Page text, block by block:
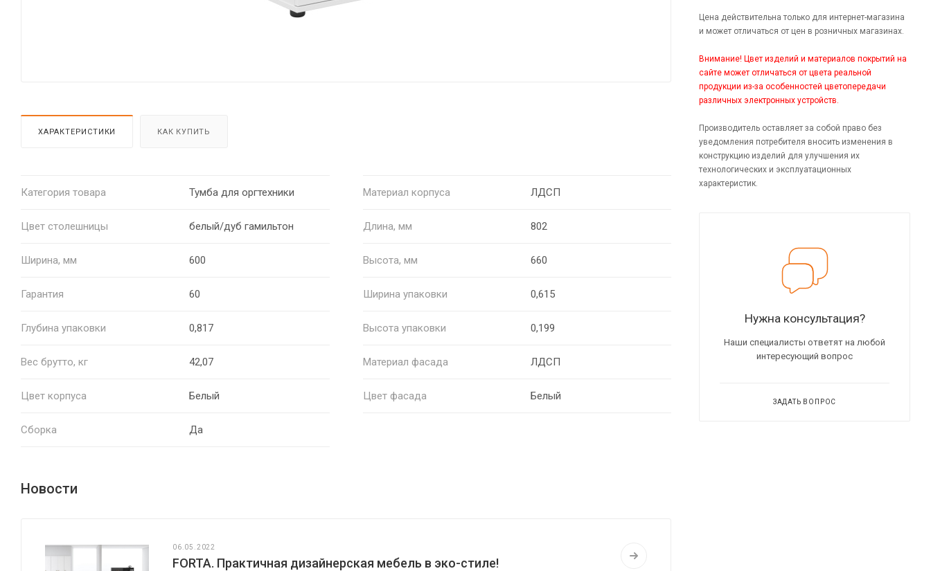
ХАРАКТЕРИСТИКИ КАК КУПИТЬ
Категория товара Тумба для оргтехники Материал корпуса ЛДСП
Цвет столешницы белый/дуб гамильтон Длина, мм 802
Ширина, мм 600 Высота, мм 660
Гарантия 60 Ширина упаковки 0,615
Глубина упаковки 0,817 Высота упаковки 0,199
Вес брутто, кг 42,07 Материал фасада ЛДСП
Цвет корпуса Белый Цвет фасада Белый
Сборка Да
Новости
06.05.2022
FORTA. Практичная дизайнерская мебель в эко-стиле!
Цена действительна только для интернет-магазина
и может отличаться от цен в розничных магазинах.
Внимание! Цвет изделий и материалов покрытий на
сайте может отличаться от цвета реальной
продукции из-за особенностей цветопередачи
различных электронных устройств.
Производитель оставляет за собой право без
уведомления потребителя вносить изменения в
конструкцию изделий для улучшения их
технологических и эксплуатационных
характеристик.
Нужна консультация?
Наши специалисты ответят на любой
интересующий вопрос
ЗАДАТЬ ВОПРОС